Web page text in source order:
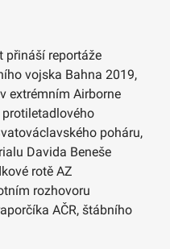
přináší reportáže
vojska Bahna 2019,
extrémním Airborne
poháru,
Davida Beneše
rotě AZ
rozhovoru
AČR, štábního